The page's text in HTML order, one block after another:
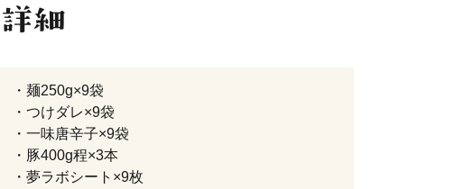
・麺250g×9袋
・つけダレ×9袋
・一味唐辛子×9袋
・豚400g程×3本
・夢ラボシート×9枚